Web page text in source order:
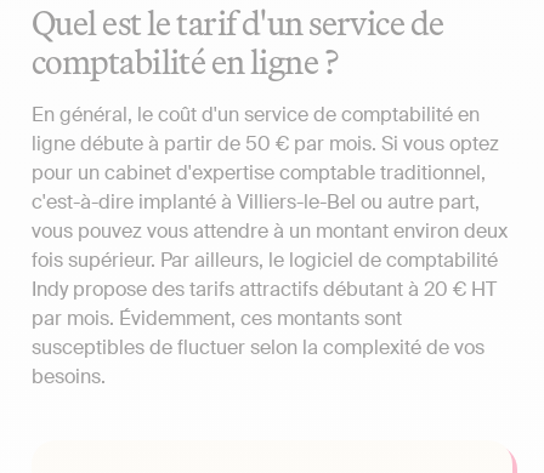
Quel est le tarif d'un service de
comptabilité en ligne ?
En général, le coût d'un service de comptabilité en
ligne débute à partir de 50 € par mois. Si vous optez
pour un cabinet d'expertise comptable traditionnel,
c'est-à-dire implanté à Villiers-le-Bel ou autre part,
vous pouvez vous attendre à un montant environ deux
fois supérieur. Par ailleurs, le logiciel de comptabilité
Indy propose des tarifs attractifs débutant à 20 € HT
par mois. Évidemment, ces montants sont
susceptibles de fluctuer selon la complexité de vos
besoins.